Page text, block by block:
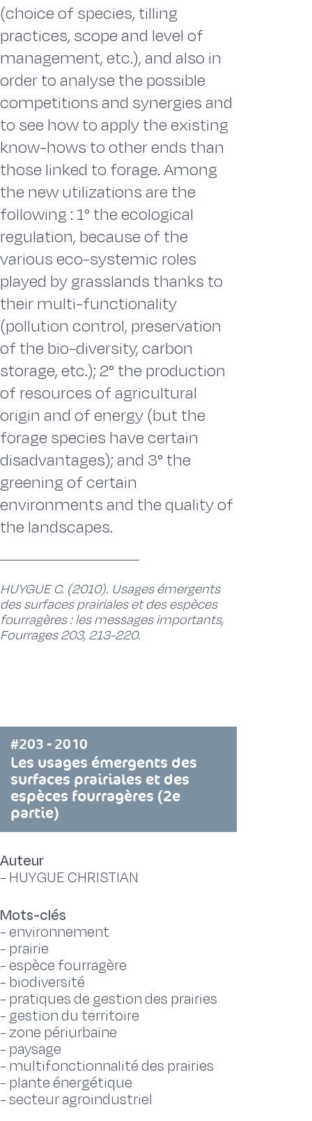
(choice of species, tilling
practices, scope and level of
management, etc.), and also in
order to analyse the possible
competitions and synergies and
to see how to apply the existing
know-hows to other ends than
those linked to forage. Among
the new utilizations are the
following : 1° the ecological
regulation, because of the
various eco-systemic roles
played by grasslands thanks to
their multi-functionality
(pollution control, preservation
of the bio-diversity, carbon
storage, etc.); 2° the production
of resources of agricultural
origin and of energy (but the
forage species have certain
disadvantages); and 3° the
greening of certain
environments and the quality of
the landscapes.
HUYGUE C. (2010). Usages émergents
des surfaces prairiales et des espèces
fourragères : les messages importants,
Fourrages 203, 213-220.
#203 - 2010
Les usages émergents des
surfaces prairiales et des
espèces fourragères (2e
partie)
Auteur
- HUYGUE CHRISTIAN
Mots-clés
-environnement
- prairie
-espèce fourragère
- biodiversité
- pratiques de gestion des prairies
- gestion du territoire
- zone périurbaine
- paysage
- multifonctionnalité des prairies
- plante énergétique
-secteur agroindustriel